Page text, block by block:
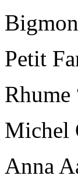
Petit
Rhume
Michel
Anna